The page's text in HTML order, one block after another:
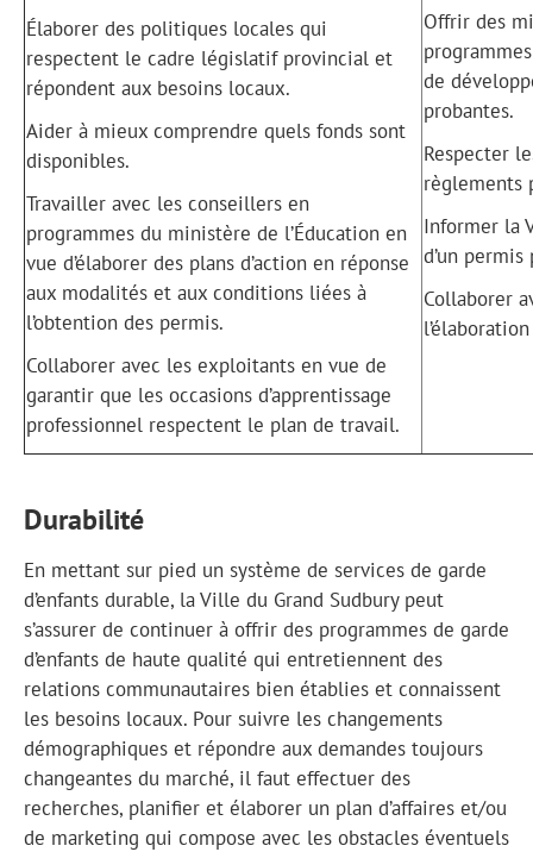
Élaborer des politiques locales qui
respectent le cadre législatif provincial et
répondent aux besoins locaux.
Aider à mieux comprendre quels fonds sont
disponibles.
Travailler avec les conseillers en
programmes du ministère de l’Éducation en
vue d’élaborer des plans d’action en réponse
aux modalités et aux conditions liées à
l’obtention des permis.
Collaborer avec les exploitants en vue de
garantir que les occasions d’apprentissage
professionnel respectent le plan de travail.
Offrir des
de
probantes.
Respecter
règlements
Informer la
d’un
Collaborer
Durabilité
En mettant sur pied un système de services de garde
d’enfants durable, la Ville du Grand Sudbury peut
s’assurer de continuer à offrir des programmes de garde
d’enfants de haute qualité qui entretiennent des
relations communautaires bien établies et connaissent
les besoins locaux. Pour suivre les changements
démographiques et répondre aux demandes toujours
changeantes du marché, il faut effectuer des
recherches, planifier et élaborer un plan d’affaires et/ou
de marketing qui compose avec les obstacles éventuels